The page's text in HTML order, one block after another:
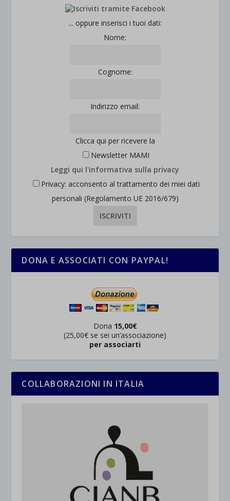
... oppure inserisci i tuoi dati:
Nome:
Cognome:
Indirizzo email:
Clicca qui per ricevere la
Newsletter MAMI
Leggi qui l'informativa sulla privacy
Privacy: acconsento al trattamento dei miei dati
personali (Regolamento UE 2016/679)
DONA E ASSOCIATI CON PAYPAL!
Dona 15,00€
(25,00€ se sei un’associazione)
per associarti
COLLABORAZIONI IN ITALIA